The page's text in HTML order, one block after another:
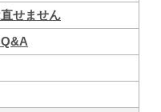
せません